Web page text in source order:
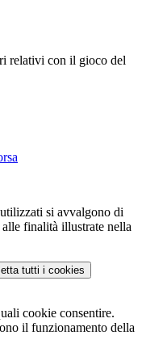
relativi con il gioco del
si avvalgono di
finalità illustrate nella
tutti i cookies
cookie consentire.
il funzionamento della